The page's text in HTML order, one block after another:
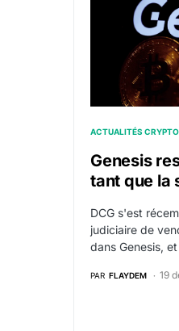
ACTUALITÉS CRYPTO
Genesis
tant que la
DCG s'est
judiciaire de
dans Genesis,
PAR FLAYDEM 19